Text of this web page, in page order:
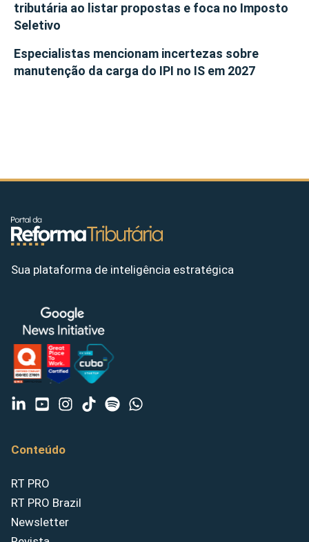
tributária ao listar propostas e foca no Imposto
Seletivo
Especialistas mencionam incertezas sobre
manutenção da carga do IPI no IS em 2027
Sua plataforma de inteligência estratégica
Conteúdo
RT PRO
RT PRO Brazil
Newsletter